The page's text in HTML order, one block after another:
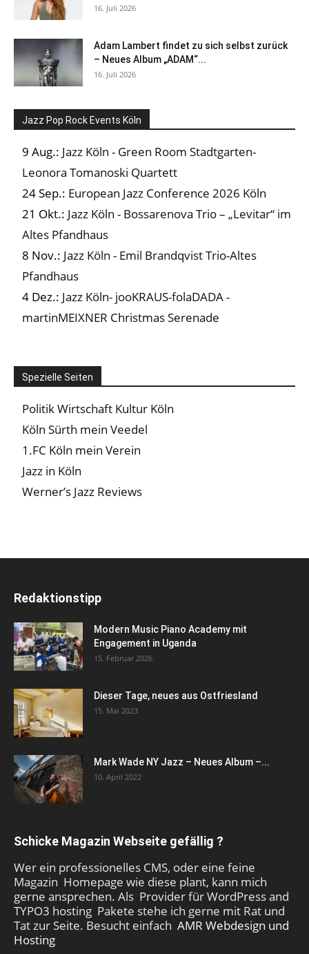
16. Juli 2026
Adam Lambert findet zu sich selbst zurück
– Neues Album „ADAM“...
16. Juli 2026
Jazz Pop Rock Events Köln
9 Aug.: Jazz Köln - Green Room Stadtgarten-
Leonora Tomanoski Quartett
24 Sep.: European Jazz Conference 2026 Köln
21 Okt.: Jazz Köln - Bossarenova Trio – „Levitar“ im
Altes Pfandhaus
8 Nov.: Jazz Köln - Emil Brandqvist Trio-Altes
Pfandhaus
4 Dez.: Jazz Köln- jooKRAUS-folaDADA -
martinMEIXNER Christmas Serenade
Spezielle Seiten
Politik Wirtschaft Kultur Köln
Köln Sürth mein Veedel
1.FC Köln mein Verein
Jazz in Köln
Werner’s Jazz Reviews
Redaktionstipp
Modern Music Piano Academy mit
Engagement in Uganda
15. Februar 2026
Dieser Tage, neues aus Ostfriesland
15. Mai 2023
Mark Wade NY Jazz – Neues Album –...
10. April 2022
Schicke Magazin Webseite gefällig ?
Wer ein professionelles CMS, oder eine feine
Magazin Homepage wie diese plant, kann mich
gerne ansprechen. Als Provider für WordPress and
TYPO3 hosting Pakete stehe ich gerne mit Rat und
Tat zur Seite. Besucht einfach AMR Webdesign und
Hosting